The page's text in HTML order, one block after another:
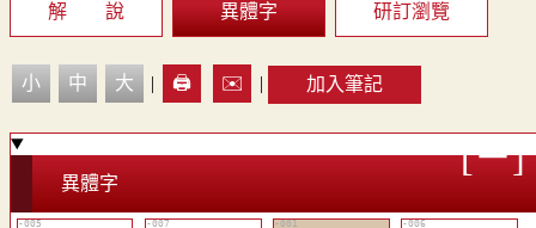
解 說 異體字 研訂瀏覽
小 中 大 | 🖨️ ✉️ | 加入筆記
異體字